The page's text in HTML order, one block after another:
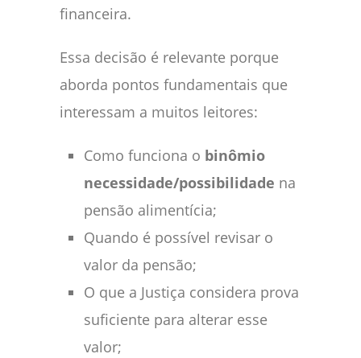
financeira.
Essa decisão é relevante porque
aborda pontos fundamentais que
interessam a muitos leitores:
Como funciona o binômio
necessidade/possibilidade na
pensão alimentícia;
Quando é possível revisar o
valor da pensão;
O que a Justiça considera prova
suficiente para alterar esse
valor;